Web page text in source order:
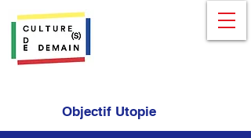
Objectif Utopie